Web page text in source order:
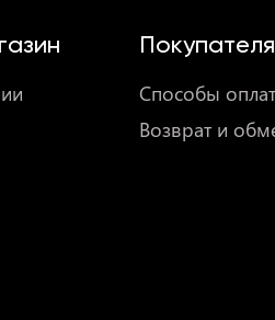
Способы
Возврат и